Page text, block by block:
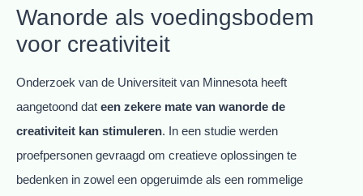
Wanorde als voedingsbodem
voor creativiteit
Onderzoek van de Universiteit van Minnesota heeft
aangetoond dat een zekere mate van wanorde de
creativiteit kan stimuleren. In een studie werden
proefpersonen gevraagd om creatieve oplossingen te
bedenken in zowel een opgeruimde als een rommelige